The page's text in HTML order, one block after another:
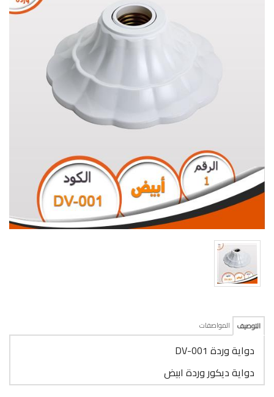
التوصيف المواصفات
دواية وردة DV-001
دواية ديكور وردة ابيض